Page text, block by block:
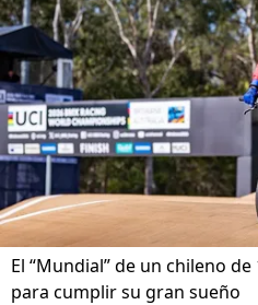
El “Mundial” de un chileno
para cumplir su gran sueño